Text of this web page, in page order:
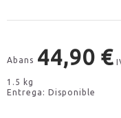
Abans 44,90 €
1.5 kg
Entrega: Disponible